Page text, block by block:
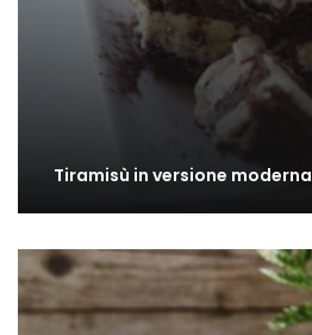
Tiramisù in versione moderna